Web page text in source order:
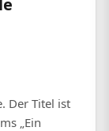
Der Titel ist
„Ein